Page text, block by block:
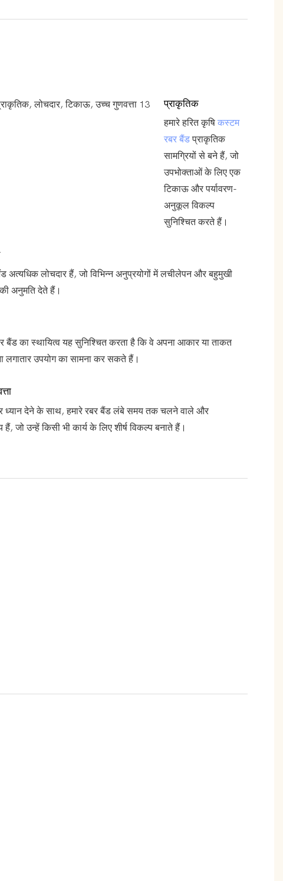
प्राकृतिक
हमारे हरित कृषि कस्टम
रबर बैंडप्राकृतिक
सामग्रियों से बने हैं, जो
उपभोक्ताओं के लिए एक
टिकाऊ और पर्यावरण-
अनुकूल विकल्प
सुनिश्चित करते हैं।
अत्यधिक लोचदार हैं, जो विभिन्न अनुप्रयोगों में लचीलेपन और बहुमुखी
की अनुमति देते हैं।
बैंड का स्थायित्व यह सुनिश्चित करता है कि वे अपना आकार या ताकत
लगातार उपयोग का सामना कर सकते हैं।
ध्यान देने के साथ, हमारे रबर बैंड लंबे समय तक चलने वाले और
हैं, जो उन्हें किसी भी कार्य के लिए शीर्ष विकल्प बनाते हैं।